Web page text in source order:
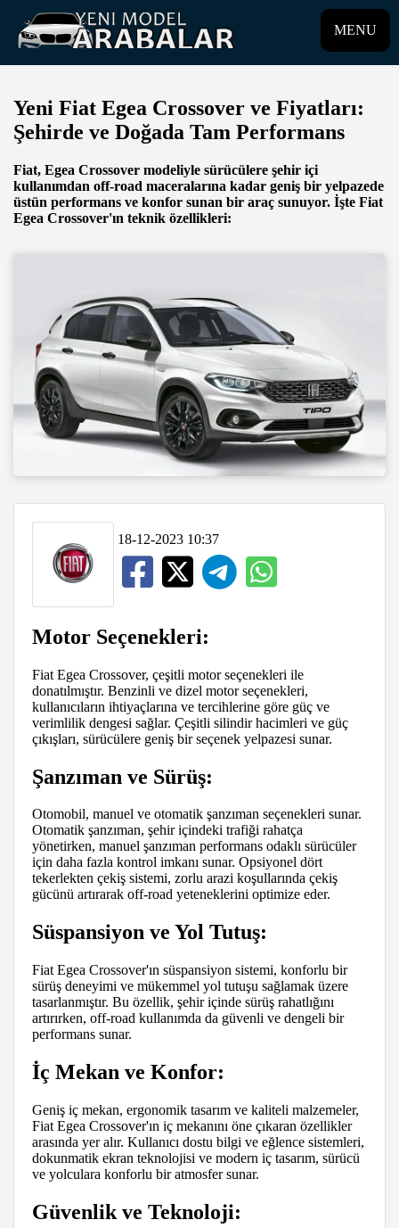
MENU
Yeni Fiat Egea Crossover ve Fiyatları:
Şehirde ve Doğada Tam Performans
Fiat, Egea Crossover modeliyle sürücülere şehir içi
kullanımdan off-road maceralarına kadar geniş bir yelpazede
üstün performans ve konfor sunan bir araç sunuyor. İşte Fiat
Egea Crossover'ın teknik özellikleri:
18-12-2023 10:37
Motor Seçenekleri:
Fiat Egea Crossover, çeşitli motor seçenekleri ile
donatılmıştır. Benzinli ve dizel motor seçenekleri,
kullanıcıların ihtiyaçlarına ve tercihlerine göre güç ve
verimlilik dengesi sağlar. Çeşitli silindir hacimleri ve güç
çıkışları, sürücülere geniş bir seçenek yelpazesi sunar.
Şanzıman ve Sürüş:
Otomobil, manuel ve otomatik şanzıman seçenekleri sunar.
Otomatik şanzıman, şehir içindeki trafiği rahatça
yönetirken, manuel şanzıman performans odaklı sürücüler
için daha fazla kontrol imkanı sunar. Opsiyonel dört
tekerlekten çekiş sistemi, zorlu arazi koşullarında çekiş
gücünü artırarak off-road yeteneklerini optimize eder.
Süspansiyon ve Yol Tutuş:
Fiat Egea Crossover'ın süspansiyon sistemi, konforlu bir
sürüş deneyimi ve mükemmel yol tutuşu sağlamak üzere
tasarlanmıştır. Bu özellik, şehir içinde sürüş rahatlığını
artırırken, off-road kullanımda da güvenli ve dengeli bir
performans sunar.
İç Mekan ve Konfor:
Geniş iç mekan, ergonomik tasarım ve kaliteli malzemeler,
Fiat Egea Crossover'ın iç mekanını öne çıkaran özellikler
arasında yer alır. Kullanıcı dostu bilgi ve eğlence sistemleri,
dokunmatik ekran teknolojisi ve modern iç tasarım, sürücü
ve yolculara konforlu bir atmosfer sunar.
Güvenlik ve Teknoloji: